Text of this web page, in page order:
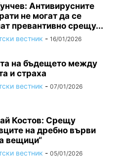
Антивирусните
не могат да се
превантивно срещу...
вестник - 16/01/2026
на бъдещето между
и страха
вестник - 07/01/2026
Костов: Срещу
на дребно върви
вещици“
вестник - 05/01/2026